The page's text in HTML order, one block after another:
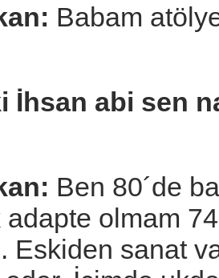
Babam
İhsan abi sen
Ben 80´de
olmam
Eskiden sanat